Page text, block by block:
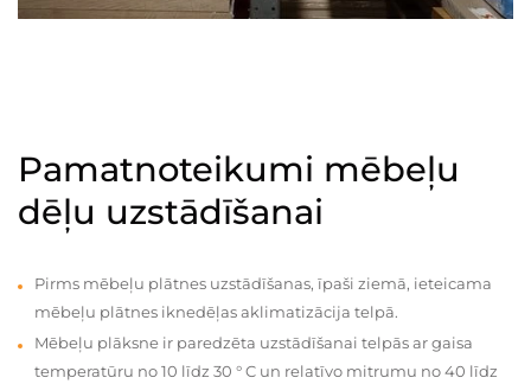
Pamatnoteikumi mēbeļu
dēļu uzstādīšanai
Pirms mēbeļu plātnes uzstādīšanas, īpaši ziemā, ieteicama
mēbeļu plātnes iknedēļas aklimatizācija telpā.
Mēbeļu plāksne ir paredzēta uzstādīšanai telpās ar gaisa
temperatūru no 10 līdz 30 ° C un relatīvo mitrumu no 40 līdz